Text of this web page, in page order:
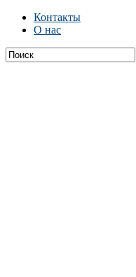
Контакты
О нас